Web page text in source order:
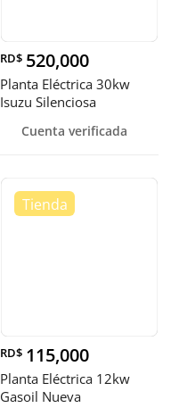
RD$ 520,000
Planta Eléctrica 30kw
Isuzu Silenciosa
Cuenta verificada
RD$ 115,000
Planta Eléctrica 12kw
Gasoil Nueva